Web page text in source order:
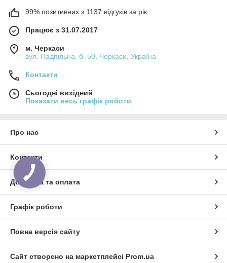
99% позитивних з 1137 відгуків за рік
Працює з 31.07.2017
м. Черкаси
вул. Надпільна, б. 50, Черкаси, Україна
Контакти
Сьогодні вихідний
Показати весь графік роботи
Про нас
Контакти
Доставка та оплата
Графік роботи
Повна версія сайту
Сайт створено на маркетплейсі Prom.ua
КНОПКА
ЗВ'ЯЗКУ